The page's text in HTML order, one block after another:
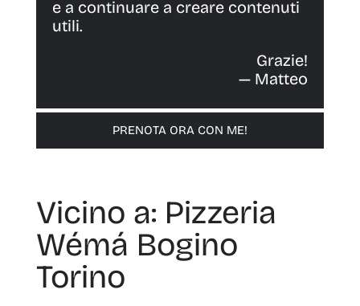
e a continuare a creare contenuti
utili.
Grazie!
— Matteo
PRENOTA ORA CON ME!
Vicino a: Pizzeria
Wémá Bogino
Torino